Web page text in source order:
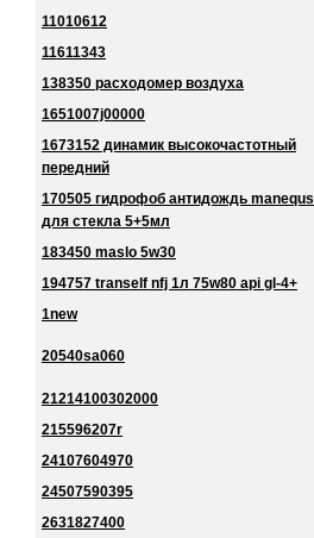
11010612
11611343
138350 расходомер воздуха
1651007j00000
1673152 динамик высокочастотный
передний
170505 гидрофоб антидождь manequs
для стекла 5+5мл
183450 maslo 5w30
194757 tranself nfj 1л 75w80 api gl-4+
1new
20540sa060
21214100302000
215596207r
24107604970
24507590395
2631827400